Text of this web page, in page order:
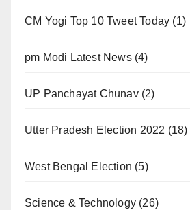
CM Yogi Top 10 Tweet Today (1)
pm Modi Latest News(4)
UP Panchayat Chunav(2)
Utter Pradesh Election 2022 (18)
West Bengal Election (5)
Science & Technology (26)